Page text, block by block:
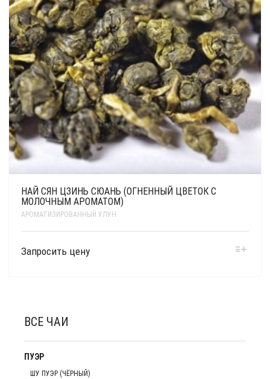
НАЙ СЯН ЦЗИНЬ СЮАНЬ (ОГНЕННЫЙ ЦВЕТОК С
МОЛОЧНЫМ АРОМАТОМ)
АРОМАТИЗИРОВАННЫЙ УЛУН
Запросить цену
ВСЕ ЧАИ
ПУЭР
ШУ ПУЭР (ЧЁРНЫЙ)